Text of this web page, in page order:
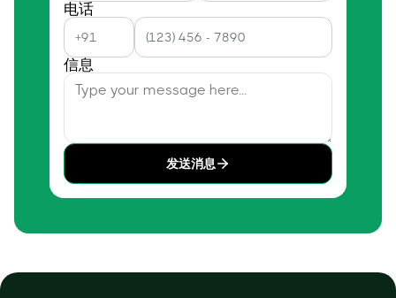
电话
信息
发送消息